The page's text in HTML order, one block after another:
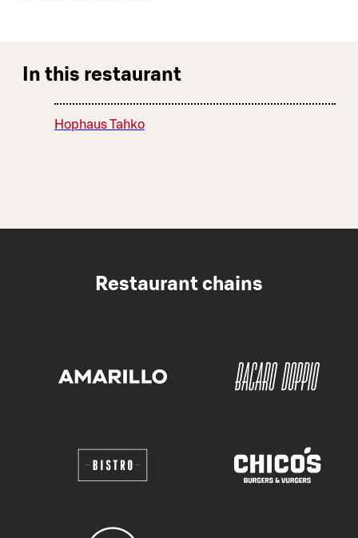
In this restaurant
Hophaus Tahko
Restaurant chains